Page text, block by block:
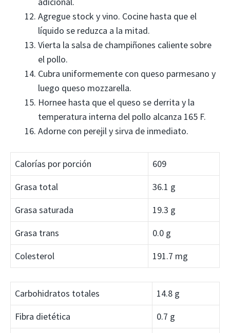
Agregue stock y vino. Cocine hasta que el
líquido se reduzca a la mitad.
Vierta la salsa de champiñones caliente sobre
el pollo.
Cubra uniformemente con queso parmesano y
luego queso mozzarella.
Hornee hasta que el queso se derrita y la
temperatura interna del pollo alcanza 165 F.
Adorne con perejil y sirva de inmediato.
Calorías por porción
609
Grasa total
36.1 g
Grasa saturada
19.3 g
Grasa trans
0.0 g
Colesterol
191.7 mg
Carbohidratos totales
14.8 g
Fibra dietética
0.7 g